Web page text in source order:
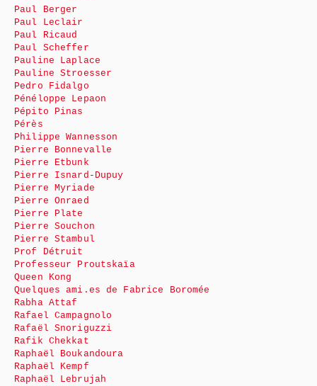
Paul Berger
Paul Leclair
Paul Ricaud
Paul Scheffer
Pauline Laplace
Pauline Stroesser
Pedro Fidalgo
Pénéloppe Lepaon
Pépito Pinas
Pérès
Philippe Wannesson
Pierre Bonnevalle
Pierre Etbunk
Pierre Isnard-Dupuy
Pierre Myriade
Pierre Onraed
Pierre Plate
Pierre Souchon
Pierre Stambul
Prof Détruit
Professeur Proutskaïa
Queen Kong
Quelques ami.es de Fabrice Boromée
Rabha Attaf
Rafael Campagnolo
Rafaël Snoriguzzi
Rafik Chekkat
Raphaël Boukandoura
Raphaël Kempf
Raphaël Lebrujah